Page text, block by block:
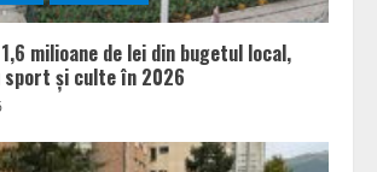
milioane de lei din bugetul local,
și culte în 2026